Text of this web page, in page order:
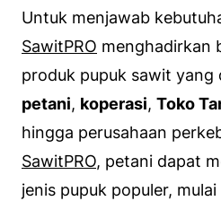
Untuk menjawab
SawitPRO menghadirkan
produk pupuk sawit yang
petani, koperasi, Toko
hingga perusahaan
SawitPRO, petani dapat
jenis pupuk populer,